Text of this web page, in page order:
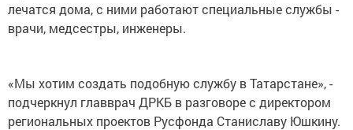
лечатся дома, с ними работают специальные службы -
врачи, медсестры, инженеры.
«Мы хотим создать подобную службу в Татарстане», -
подчеркнул главврач ДРКБ в разговоре с директором
региональных проектов Русфонда Станиславу Юшкину.